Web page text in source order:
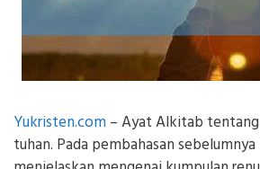
Yukristen.com – Ayat Alkitab
tuhan. Pada pembahasan